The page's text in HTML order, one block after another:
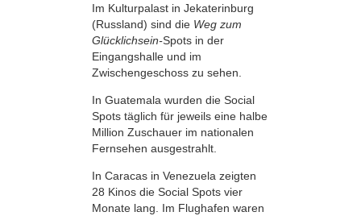
Im Kulturpalast in Jekaterinburg
(Russland) sind die Weg zum
Glücklichsein-Spots in der
Eingangshalle und im
Zwischengeschoss zu sehen.
In Guatemala wurden die Social
Spots täglich für jeweils eine halbe
Million Zuschauer im nationalen
Fernsehen ausgestrahlt.
In Caracas in Venezuela zeigten
28 Kinos die Social Spots vier
Monate lang. Im Flughafen waren